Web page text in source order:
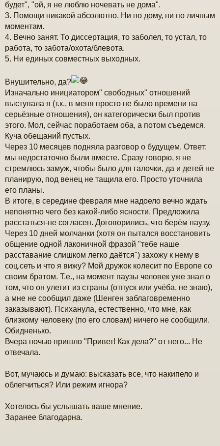
будет", "ой, я не люблю ночевать не дома".
3. Помощи никакой абсолютно. Ни по дому, ни по личным
моментам.
4. Вечно занят. То диссертация, то заболел, то устал, то
работа, то забота/охота/блевота.
5. Ни единых совместных выходных.
Внушительно, да?
Изначально инициатором" свободных" отношений
выступала я (т.к., в меня просто не было времени на
серьёзные отношения), он категорически был против
этого. Мол, сейчас поработаем оба, а потом съедемся.
Куча обещаний пустых.
Через 10 месяцев подняла разговор о будущем. Ответ:
мы недостаточно были вместе. Сразу говорю, я не
стремлюсь замуж, чтобы было для галочки, да и детей не
планирую, под венец не тащила его. Просто уточнила
его планы.
В итоге, в середине февраля мне надоело вечно ждать
непонятно чего без какой-либо ясности. Предложила
расстаться-не согласен. Договорились, что берём паузу.
Через 10 дней молчанки (хотя он пытался восстановить
общение одной лаконичной фразой "тебе наше
расставание слишком легко даётся") захожу к нему в
соц.сеть и что я вижу? Мой дружок колесит по Европе со
своим братом. Т.е., на момент паузы человек уже знал о
том, что он улетит из страны (отпуск или учёба, не знаю),
а мне не сообщил даже (Шенген заблаговременно
заказывают). Психанула, естественно, что мне, как
близкому человеку (по его словам) ничего не сообщили.
Обидненько.
Вчера ночью пришло "Привет! Как дела?" от него... Не
отвечала.
Вот, мучаюсь и думаю: высказать все, что накипело и
облегчиться? Или режим игнора?
Хотелось бы услышать ваше мнение.
Заранее благодарна.